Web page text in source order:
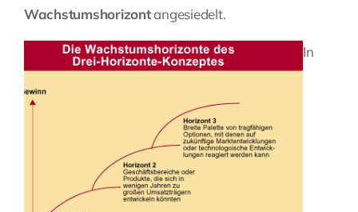
Wachstumshorizontangesiedelt.
In